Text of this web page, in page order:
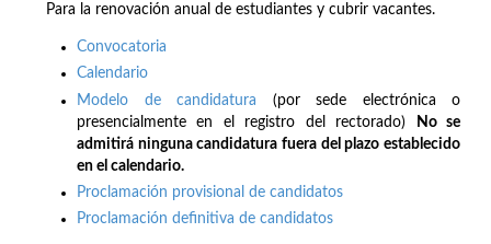
Para la renovación anual de estudiantes y cubrir vacantes.
Convocatoria
Calendario
Modelo de candidatura (por sede electrónica o
presencialmente en el registro del rectorado)
No se
admitirá ninguna candidatura fuera del plazo establecido
en el calendario.
Proclamación provisional de candidatos
Proclamación definitiva de candidatos